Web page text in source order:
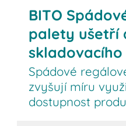
BITO
palety ušetří
Spádové
zvyšují míru
dostupnost